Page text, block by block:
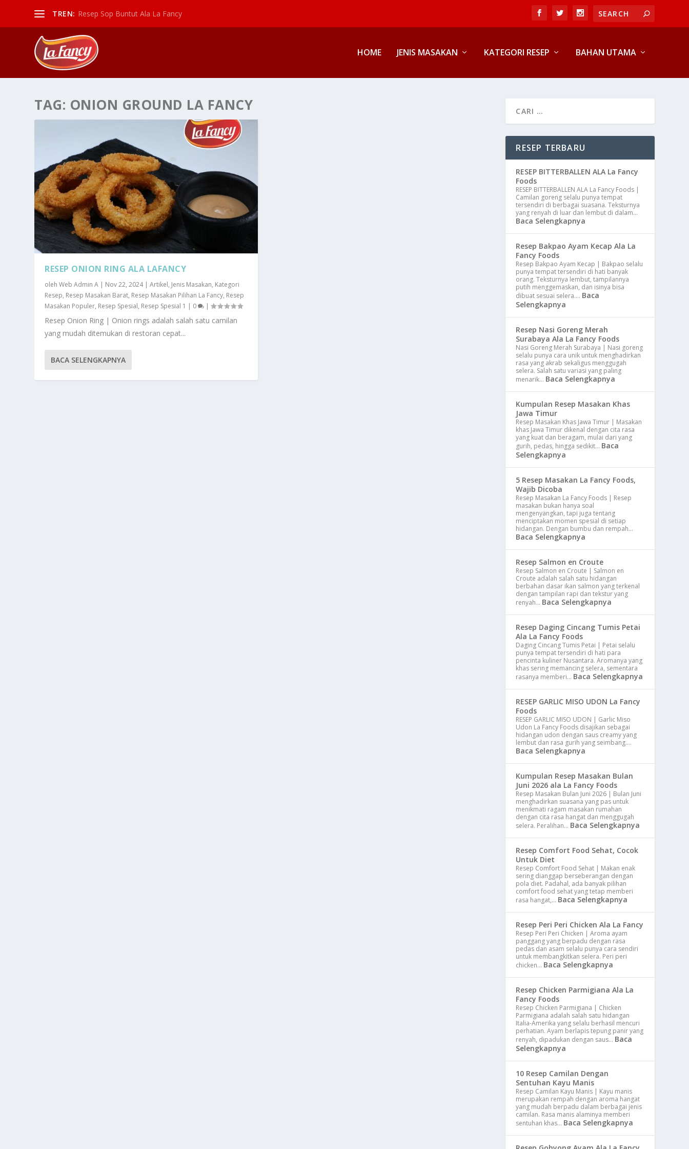
TREN: Resep Sop Buntut Ala La Fancy
HOME JENIS MASAKAN KATEGORI RESEP BAHAN UTAMA
TAG: ONION GROUND LA FANCY
RESEP ONION RING ALA LAFANCY
olehWeb Admin A | Nov 22, 2024|Artikel, Jenis Masakan, Kategori
Resep, Resep Masakan Barat, Resep Masakan Pilihan La Fancy, Resep
Masakan Populer, Resep Spesial, Resep Spesial 1 | 0 |
Resep Onion Ring | Onion rings adalah salah satu camilan
yang mudah ditemukan di restoran cepat...
BACA SELENGKAPNYA
RESEP TERBARU
RESEP BITTERBALLEN ALA La Fancy
Foods
RESEP BITTERBALLEN ALA La Fancy Foods |
Camilan goreng selalu punya tempat
tersendiri di berbagai suasana. Teksturnya
yang renyah di luar dan lembut di dalam…
Baca Selengkapnya
Resep Bakpao Ayam Kecap Ala La
Fancy Foods
Resep Bakpao Ayam Kecap | Bakpao selalu
punya tempat tersendiri di hati banyak
orang. Teksturnya lembut, tampilannya
putih menggemaskan, dan isinya bisa
dibuat sesuai selera.… Baca
Selengkapnya
Resep Nasi Goreng Merah
Surabaya Ala La Fancy Foods
Nasi Goreng Merah Surabaya | Nasi goreng
selalu punya cara unik untuk menghadirkan
rasa yang akrab sekaligus menggugah
selera. Salah satu variasi yang paling
menarik… Baca Selengkapnya
Kumpulan Resep Masakan Khas
Jawa Timur
Resep Masakan Khas Jawa Timur | Masakan
khas Jawa Timur dikenal dengan cita rasa
yang kuat dan beragam, mulai dari yang
gurih, pedas, hingga sedikit… Baca
Selengkapnya
5 Resep Masakan La Fancy Foods,
Wajib Dicoba
Resep Masakan La Fancy Foods | Resep
masakan bukan hanya soal
mengenyangkan, tapi juga tentang
menciptakan momen spesial di setiap
hidangan. Dengan bumbu dan rempah…
Baca Selengkapnya
Resep Salmon en Croute
Resep Salmon en Croute | Salmon en
Croute adalah salah satu hidangan
berbahan dasar ikan salmon yang terkenal
dengan tampilan rapi dan tekstur yang
renyah… Baca Selengkapnya
Resep Daging Cincang Tumis Petai
Ala La Fancy Foods
Daging Cincang Tumis Petai | Petai selalu
punya tempat tersendiri di hati para
pencinta kuliner Nusantara. Aromanya yang
khas sering memancing selera, sementara
rasanya memberi… Baca Selengkapnya
RESEP GARLIC MISO UDON La Fancy
Foods
RESEP GARLIC MISO UDON | Garlic Miso
Udon La Fancy Foods disajikan sebagai
hidangan udon dengan saus creamy yang
lembut dan rasa gurih yang seimbang.…
Baca Selengkapnya
Kumpulan Resep Masakan Bulan
Juni 2026 ala La Fancy Foods
Resep Masakan Bulan Juni 2026 | Bulan Juni
menghadirkan suasana yang pas untuk
menikmati ragam masakan rumahan
dengan cita rasa hangat dan menggugah
selera. Peralihan… Baca Selengkapnya
Resep Comfort Food Sehat, Cocok
Untuk Diet
Resep Comfort Food Sehat | Makan enak
sering dianggap berseberangan dengan
pola diet. Padahal, ada banyak pilihan
comfort food sehat yang tetap memberi
rasa hangat,… Baca Selengkapnya
Resep Peri Peri Chicken Ala La Fancy
Resep Peri Peri Chicken | Aroma ayam
panggang yang berpadu dengan rasa
pedas dan asam selalu punya cara sendiri
untuk membangkitkan selera. Peri peri
chicken… Baca Selengkapnya
Resep Chicken Parmigiana Ala La
Fancy Foods
Resep Chicken Parmigiana | Chicken
Parmigiana adalah salah satu hidangan
Italia-Amerika yang selalu berhasil mencuri
perhatian. Ayam berlapis tepung panir yang
renyah, dipadukan dengan saus… Baca
Selengkapnya
10 Resep Camilan Dengan
Sentuhan Kayu Manis
Resep Camilan Kayu Manis | Kayu manis
merupakan rempah dengan aroma hangat
yang mudah berpadu dalam berbagai jenis
camilan. Rasa manis alaminya memberi
sentuhan khas… Baca Selengkapnya